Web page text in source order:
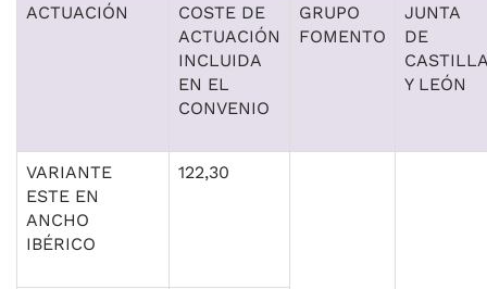
ACTUACIÓN
COSTE DE
ACTUACIÓN
INCLUIDA
EN EL
CONVENIO
GRUPO
FOMENTO
JUNTA
DE
CASTILLA
Y LEÓN
VARIANTE
ESTE EN
ANCHO
IBÉRICO
122,30